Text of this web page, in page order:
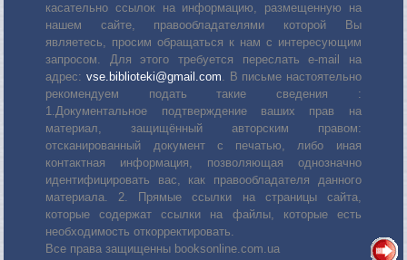
касательно ссылок на информацию, размещенную на
нашем сайте, правообладателями которой Вы
являетесь, просим обращаться к нам с интересующим
запросом. Для этого требуется переслать е-mail на
адрес: vse.biblioteki@gmail.com. В письме настоятельно
рекомендуем подать такие сведения :
1.Документальное подтверждение ваших прав на
материал, защищённый авторским правом:
отсканированный документ с печатью, либо иная
контактная информация, позволяющая однозначно
идентифицировать вас, как правообладателя данного
материала. 2. Прямые ссылки на страницы сайта,
которые содержат ссылки на файлы, которые есть
необходимость откорректировать.
Все права защищенны booksonline.com.ua